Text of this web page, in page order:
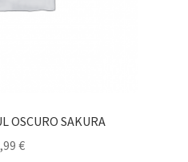
OSCURO SAKURA
€